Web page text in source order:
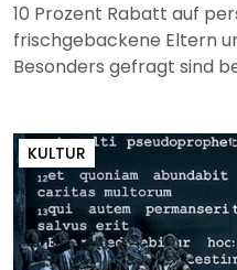
10 Prozent Rabatt auf
frischgebackene Eltern
Besonders gefragt sind
KULTUR